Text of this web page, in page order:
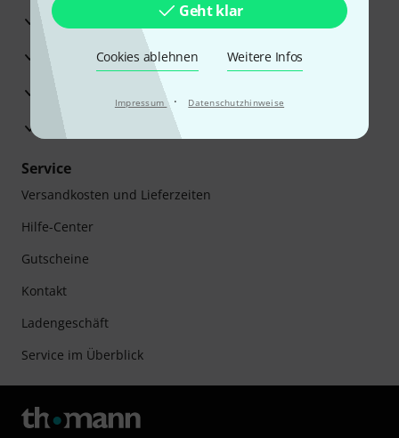
Geht klar
Cookies ablehnen Weitere Infos
Impressum · Datenschutzhinweise
Reparaturservice
Beratung durch Fachexperten
Zufriedenheitsgarantie
Europas größtes Versandlager
Service
Versandkosten und Lieferzeiten
Hilfe-Center
Gutscheine
Kontakt
Ladengeschäft
Service im Überblick